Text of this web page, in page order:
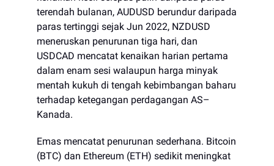
terendah bulanan, AUDUSD berundur daripada
paras tertinggi sejak Jun 2022, NZDUSD
meneruskan penurunan tiga hari, dan
USDCAD mencatat kenaikan harian pertama
dalam enam sesi walaupun harga minyak
mentah kukuh di tengah kebimbangan baharu
terhadap ketegangan perdagangan AS–
Kanada.
Emas mencatat penurunan sederhana. Bitcoin
(BTC) dan Ethereum (ETH) sedikit meningkat